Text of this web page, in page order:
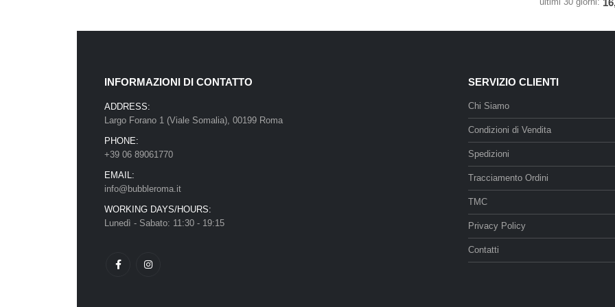
INFORMAZIONI DI CONTATTO
ADDRESS:
Largo Forano 1 (Viale Somalia), 00199 Roma
PHONE:
+39 06 89061770
EMAIL:
info@bubbleroma.it
WORKING DAYS/HOURS:
Lunedì - Sabato: 11:30 - 19:15
SERVIZIO CLIENTI
Chi Siamo
Condizioni di Vendita
Spedizioni
Tracciamento Ordini
TMC
Privacy Policy
Contatti